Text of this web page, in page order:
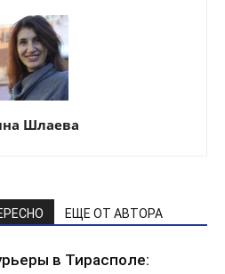
Шлаева
ЕЩЕ ОТ АВТОРА
в Тирасполе: